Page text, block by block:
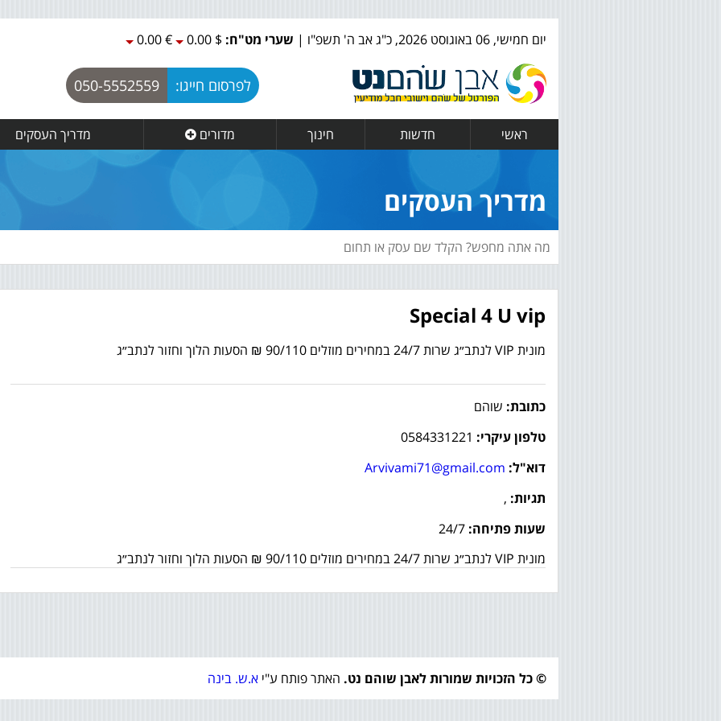
יום חמישי, 06 באוגוסט 2026, כ"ג אב ה' תשפ"ו | שערי מט"ח: $ 0.00
€ 0.00
לפרסום חייגו: 050-5552559
ראשי חדשות חינוך מדורים מדריך העסקים
מדריך העסקים
Special 4 U vip
מונית VIP לנתב״ג שרות 24/7 במחירים מוזלים 90/110 ₪ הסעות הלוך וחזור לנתב״ג
כתובת: שוהם
טלפון עיקרי: 0584331221
דוא"ל: Arvivami71@gmail.com
תגיות: ,
שעות פתיחה: 24/7
מונית VIP לנתב״ג שרות 24/7 במחירים מוזלים 90/110 ₪ הסעות הלוך וחזור לנתב״ג
© כל הזכויות שמורות לאבן שוהם נט. האתר פותח ע"י א.ש. בינה